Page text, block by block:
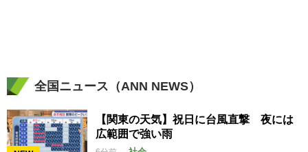
全国ニュース（ANN NEWS）
【関東の天気】祝日に台風直撃 夜には
広範囲で強い雨